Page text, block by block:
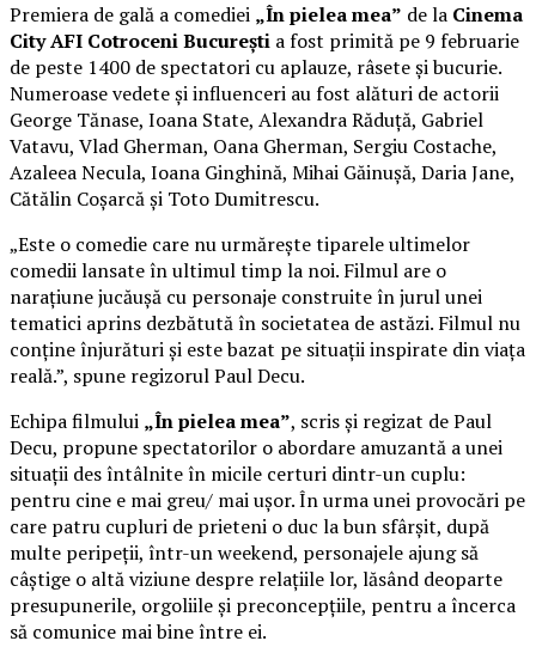
Premiera de gală a comediei „În pielea mea” de la Cinema
City AFI Cotroceni București a fost primită pe 9 februarie
de peste 1400 de spectatori cu aplauze, râsete și bucurie.
Numeroase vedete și influenceri au fost alături de actorii
George Tănase, Ioana State, Alexandra Răduță, Gabriel
Vatavu, Vlad Gherman, Oana Gherman, Sergiu Costache,
Azaleea Necula, Ioana Ginghină, Mihai Găinușă, Daria Jane,
Cătălin Coșarcă și Toto Dumitrescu.
„Este o comedie care nu urmărește tiparele ultimelor
comedii lansate în ultimul timp la noi. Filmul are o
narațiune jucăușă cu personaje construite în jurul unei
tematici aprins dezbătută în societatea de astăzi. Filmul nu
conține înjurături și este bazat pe situații inspirate din viața
reală.”, spune regizorul Paul Decu.
Echipa filmului „În pielea mea”, scris și regizat de Paul
Decu, propune spectatorilor o abordare amuzantă a unei
situații des întâlnite în micile certuri dintr-un cuplu:
pentru cine e mai greu/ mai ușor. În urma unei provocări pe
care patru cupluri de prieteni o duc la bun sfârșit, după
multe peripeții, într-un weekend, personajele ajung să
câștige o altă viziune despre relațiile lor, lăsând deoparte
presupunerile, orgoliile și preconcepțiile, pentru a încerca
să comunice mai bine între ei.